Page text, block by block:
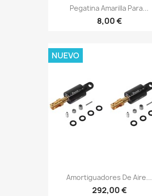
Pegatina Amarilla Para...
8,00 €
Amortiguadores De Aire...
292,00 €
NUEVO